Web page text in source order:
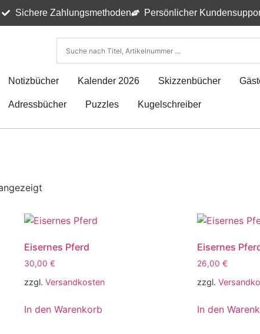
Sichere Zahlungsmethoden Persönlicher
Notizbücher Kalender 2026 Skizzenbücher
Adressbücher Puzzles Kugelschreiber
Eisernes Pferd
30,00 €
zzgl. Versandkosten
In den Warenkorb
Eisernes
26,00€
zzgl.
In den